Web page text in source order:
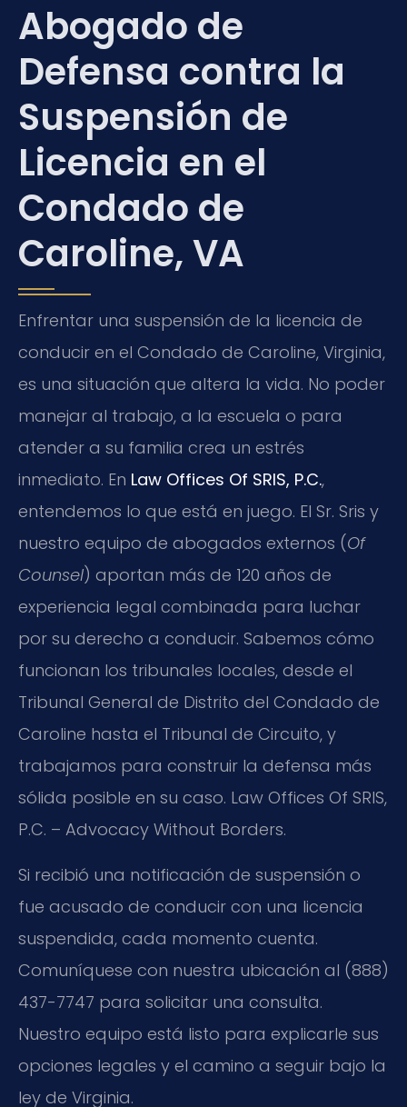
Abogado de
Defensa contra la
Suspensión de
Licencia en el
Condado de
Caroline, VA
Enfrentar una suspensión de la licencia de
conducir en el Condado de Caroline, Virginia,
es una situación que altera la vida. No poder
manejar al trabajo, a la escuela o para
atender a su familia crea un estrés
inmediato. En Law Offices Of SRIS, P.C.,
entendemos lo que está en juego. El Sr. Sris y
nuestro equipo de abogados externos (Of
Counsel) aportan más de 120 años de
experiencia legal combinada para luchar
por su derecho a conducir. Sabemos cómo
funcionan los tribunales locales, desde el
Tribunal General de Distrito del Condado de
Caroline hasta el Tribunal de Circuito, y
trabajamos para construir la defensa más
sólida posible en su caso. Law Offices Of SRIS,
P.C. – Advocacy Without Borders.
Si recibió una notificación de suspensión o
fue acusado de conducir con una licencia
suspendida, cada momento cuenta.
Comuníquese con nuestra ubicación al (888)
437-7747 para solicitar una consulta.
Nuestro equipo está listo para explicarle sus
opciones legales y el camino a seguir bajo la
ley de Virginia.